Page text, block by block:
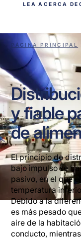
LEA ACERCA DE
PÁGINA PRINCIPAL
y fiable
de
El principio de
bajo impulso se
pasivo, en el que
temperatura
Debido a la
es más pesado
aire de la
conducto,